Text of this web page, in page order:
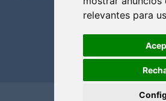
relevantes para